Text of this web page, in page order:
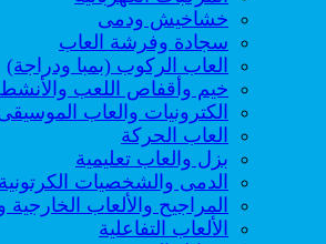
خشاخيش ودمى
سجادة وفرشة العاب
العاب الركوب (بمبا ودراجة)
خيم وأقفاص اللعب
الكترونيات والعاب
العاب الحركة
بزل والعاب تعليمية
الدمى والشخصيات الكرتونية
المراجيح والألعاب الخارجية
الألعاب التفاعلية